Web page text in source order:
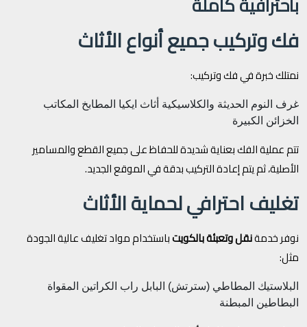
فك وتركيب جميع أنواع الأثاث
نمتلك خبرة في فك وتركيب:
غرف النوم الحديثة والكلاسيكية أثاث ايكيا المطابخ المكاتب
الخزائن الكبيرة
تتم عملية الفك بعناية شديدة للحفاظ على جميع القطع والمسامير
الأصلية، ثم يتم إعادة التركيب بدقة في الموقع الجديد.
تغليف احترافي لحماية الأثاث
نوفر خدمةنقل وتعبئة بالكويتباستخدام مواد تغليف عالية الجودة
مثل:
البلاستيك المطاطي (سترتش) البابل راب الكراتين المقواة
البطاطين المبطنة